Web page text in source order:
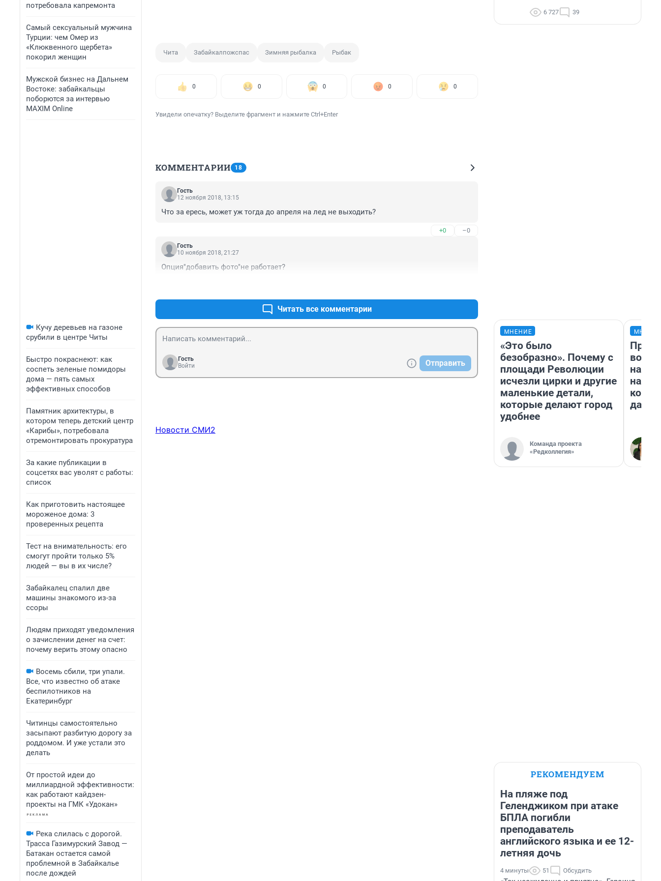
потребовала капремонта
Самый сексуальный мужчина
Турции: чем Омер из
«Клюквенного щербета»
покорил женщин
Мужской бизнес на Дальнем
Востоке: забайкальцы
поборются за интервью
MAXIM Online
Кучу деревьев на газоне
срубили в центре Читы
Быстро покраснеют: как
соспеть зеленые помидоры
дома — пять самых
эффективных способов
Памятник архитектуры, в
котором теперь детский центр
«Карибы», потребовала
отремонтировать прокуратура
За какие публикации в
соцсетях вас уволят с работы:
список
Как приготовить настоящее
мороженое дома: 3
проверенных рецепта
Тест на внимательность: его
смогут пройти только 5%
людей — вы в их числе?
Забайкалец спалил две
машины знакомого из-за
ссоры
Людям приходят уведомления
о зачислении денег на счет:
почему верить этому опасно
Восемь сбили, три упали.
Все, что известно об атаке
беспилотников на
Екатеринбург
Читинцы самостоятельно
засыпают разбитую дорогу за
роддомом. И уже устали это
делать
От простой идеи до
миллиардной эффективности:
как работают кайдзен-
проекты на ГМК «Удокан»
Река слилась с дорогой.
Трасса Газимурский Завод —
Батакан остается самой
проблемной в Забайкалье
после дождей
Чита Забайкалпожспас Зимняя рыбалка Рыбак
0 0 0 0 0
Увидели опечатку? Выделите фрагмент и нажмите Ctrl+Enter
КОММЕНТАРИИ 18
Гость
12 ноября 2018, 13:15
Что за ересь, может уж тогда до апреля на лед не выходить?
+0 –0
Гость
10 ноября 2018, 21:27
Опция"добавить фото"не работает?
Читать все комментарии
Гость
Войти
Отправить
Новости СМИ2
6 727 39
МНЕНИЕ
«Это было
безобразно». Почему с
площади Революции
исчезли цирки и другие
маленькие детали,
которые делают город
удобнее
Команда проекта
«Редколлегия»
нам
даже
РЕКОМЕНДУЕМ
На пляже под
Геленджиком при атаке
БПЛА погибли
преподаватель
английского языка и ее 12-
летняя дочь
4 минуты 51 Обсудить